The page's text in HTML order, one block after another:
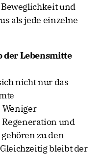
und
als jede einzelne
der Lebensmitte
nicht nur das
und
zu den
bleibt der